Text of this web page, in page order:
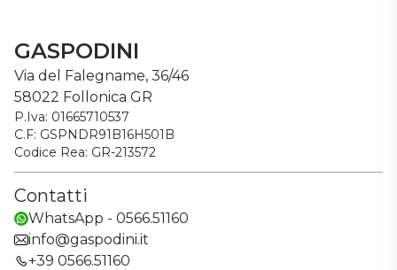
GASPODINI
Via del Falegname, 36/46
58022 Follonica GR
P.Iva: 01665710537
C.F: GSPNDR91B16H501B
Codice Rea: GR-213572
Contatti
WhatsApp - 0566.51160
info@gaspodini.it
+39 0566.51160